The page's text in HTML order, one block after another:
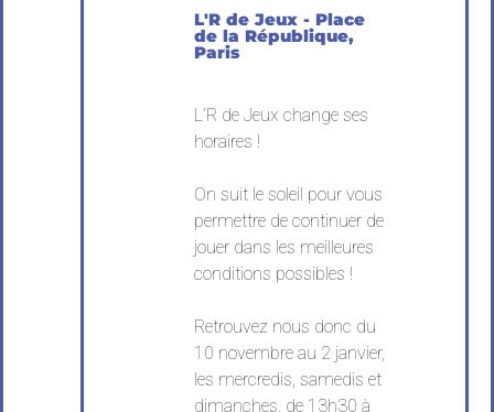
L'R de Jeux - Place
de la République,
Paris
L’R de Jeux change ses
horaires !
On suit le soleil pour vous
permettre de continuer de
jouer dans les meilleures
conditions possibles !
Retrouvez nous donc du
10 novembre au 2 janvier,
les mercredis, samedis et
dimanches, de 13h30 à